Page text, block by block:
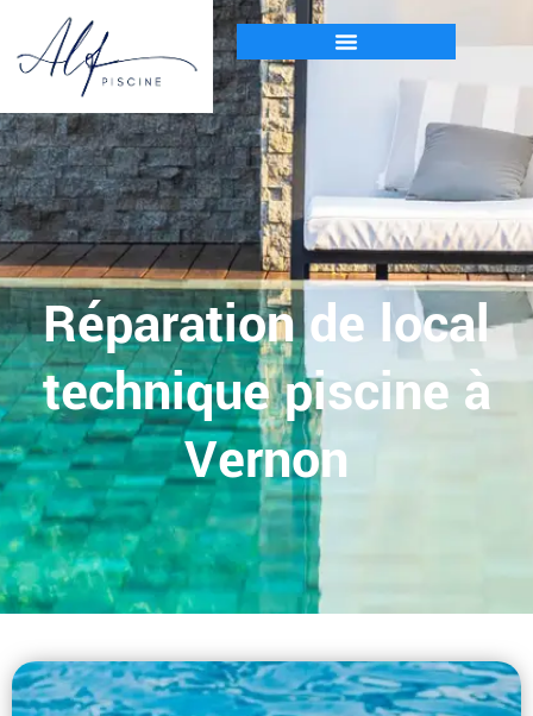
Réparation de local
technique piscine à
Vernon